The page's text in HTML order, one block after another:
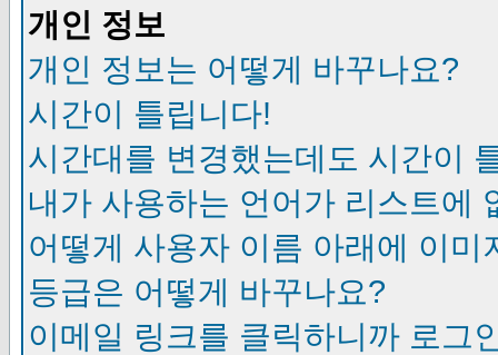
개인 정보
개인 정보는 어떻게 바꾸나요?
시간이 틀립니다!
시간대를 변경했는데도 시간이
내가 사용하는 언어가 리스트에
어떻게 사용자 이름 아래에 이미
등급은 어떻게 바꾸나요?
이메일 링크를 클릭하니까 로그